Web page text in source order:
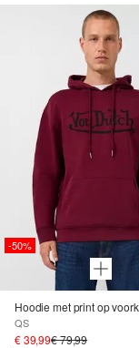
-50%
QS
€ 39,99€ 79,99